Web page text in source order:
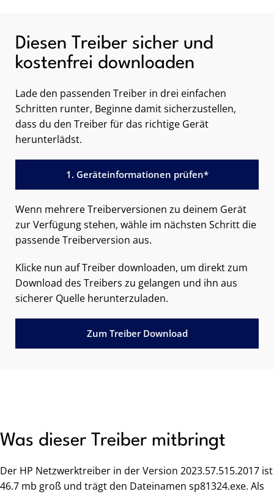
Diesen Treiber sicher und
kostenfrei downloaden
Lade den passenden Treiber in drei einfachen
Schritten runter, Beginne damit sicherzustellen,
dass du den Treiber für das richtige Gerät
herunterlädst.
1. Geräteinformationen prüfen*
Wenn mehrere Treiberversionen zu deinem Gerät
zur Verfügung stehen, wähle im nächsten Schritt die
passende Treiberversion aus.
Klicke nun auf Treiber downloaden, um direkt zum
Download des Treibers zu gelangen und ihn aus
sicherer Quelle herunterzuladen.
Zum Treiber Download
Was dieser Treiber mitbringt
Der HP Netzwerktreiber in der Version 2023.57.515.2017 ist
46.7 mb groß und trägt den Dateinamen sp81324.exe. Als